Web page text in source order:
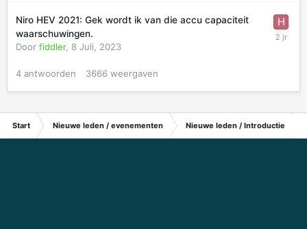
Niro HEV 2021: Gek wordt ik van die accu capaciteit
waarschuwingen.
Door fiddler, 8 Juli, 2023
4 antwoorden 3666 weergaven
Start Nieuwe leden / evenementen Nieuwe leden / Introductie